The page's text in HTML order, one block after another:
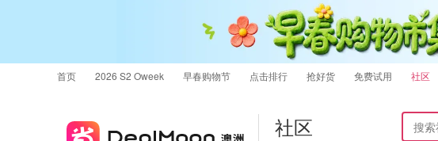
首页 2026 S2 Oweek 早春购物节 点击排行 抢好货 免费试用 社区
社区